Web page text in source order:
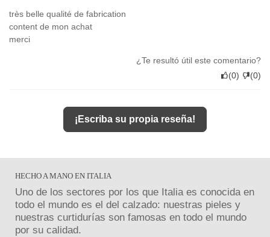
très belle qualité de fabrication
content de mon achat
merci
¿Te resultó útil este comentario?
(0) (0)
¡Escriba su propia reseña!
HECHO A MANO EN ITALIA
Uno de los sectores por los que Italia es conocida en
todo el mundo es el del calzado: nuestras pieles y
nuestras curtidurías son famosas en todo el mundo
por su calidad.